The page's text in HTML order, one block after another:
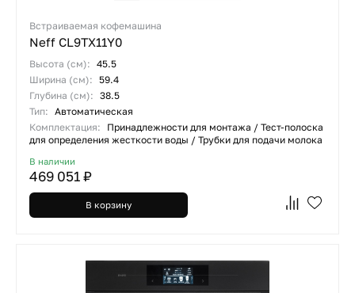
Встраиваемая кофемашина
Neff CL9TX11Y0
Высота (см): 45.5
Ширина (см): 59.4
Глубина (см): 38.5
Тип: Автоматическая
Комплектация:
Принадлежности для монтажа / Тест-полоска
для определения жесткости воды / Трубки для подачи молока
В наличии
469 051 ₽
В корзину